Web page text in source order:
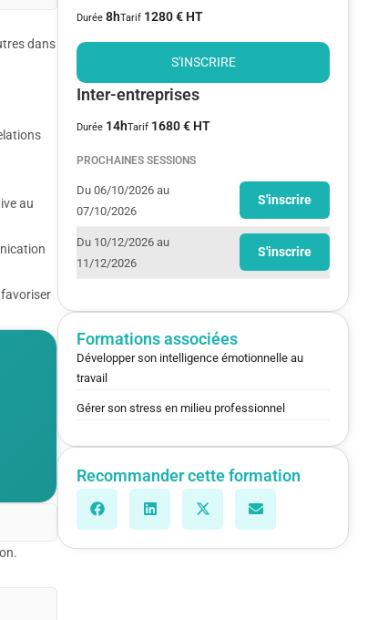
dans
au
Durée 8hTarif 1280 € HT
S'INSCRIRE
Inter-entreprises
Durée 14hTarif 1680 € HT
PROCHAINES SESSIONS
Du 06/10/2026 au
07/10/2026
S'inscrire
Du 10/12/2026 au
11/12/2026
S'inscrire
Formations associées
Développer son intelligence émotionnelle au
travail
Gérer son stress en milieu professionnel
Recommander cette formation